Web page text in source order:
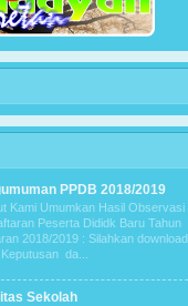
PPDB 2018/2019
Kami Umumkan Hasil Observasi
Peserta Dididk Baru Tahun
2018/2019 : Silahkan download
da...
Sekolah